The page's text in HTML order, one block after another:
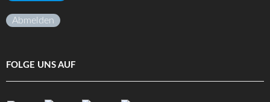
Abmelden
FOLGE UNS AUF